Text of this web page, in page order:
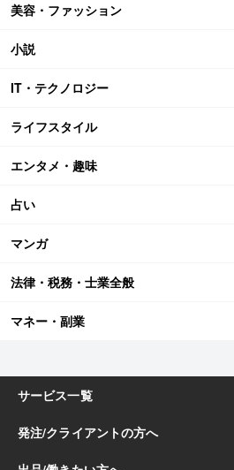
美容・ファッション
小説
IT・テクノロジー
ライフスタイル
エンタメ・趣味
占い
マンガ
法律・税務・士業全般
マネー・副業